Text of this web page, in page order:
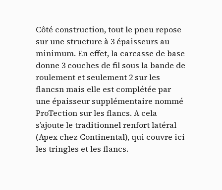
Côté construction, tout le pneu repose
sur une structure à 3 épaisseurs au
minimum. En effet, la carcasse de base
donne 3 couches de fil sous la bande de
roulement et seulement 2 sur les
flancsn mais elle est complétée par
une épaisseur supplémentaire nommé
ProTection sur les flancs. A cela
s’ajoute le traditionnel renfort latéral
(Apex chez Continental), qui couvre ici
les tringles et les flancs.